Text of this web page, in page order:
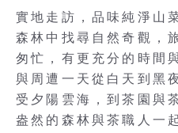
實地走訪，品味純淨山
森林中找尋自然奇觀，
匆忙，有更充分的時間
與周遭一天從白天到黑
受夕陽雲海，到茶園與
盎然的森林與茶職人一